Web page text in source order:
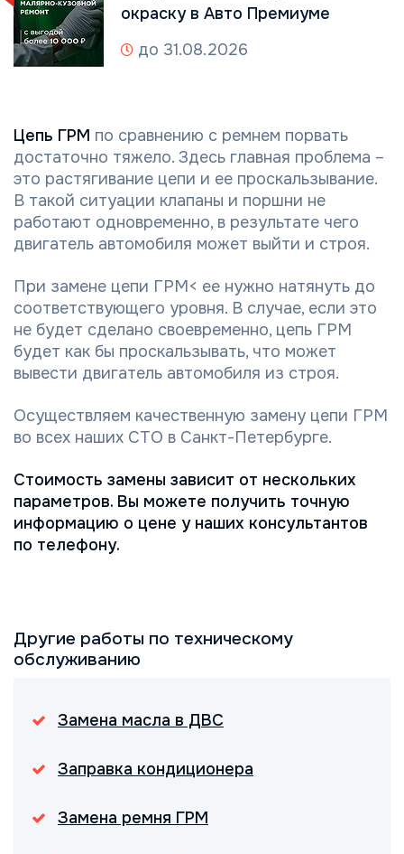
Цепь ГРМ по сравнению с ремнем порвать
достаточно тяжело. Здесь главная проблема –
это растягивание цепи и ее проскальзывание.
В такой ситуации клапаны и поршни не
работают одновременно, в результате чего
двигатель автомобиля может выйти и строя.
При замене цепи ГРМ< ее нужно натянуть до
соответствующего уровня. В случае, если это
не будет сделано своевременно, цепь ГРМ
будет как бы проскальзывать, что может
вывести двигатель автомобиля из строя.
Осуществляем качественную замену цепи ГРМ
во всех наших СТО в Санкт-Петербурге.
Стоимость замены зависит от нескольких
параметров. Вы можете получить точную
информацию о цене у наших консультантов
по телефону.
Другие работы по техническому
обслуживанию
Замена масла в ДВС
Заправка кондиционера
Замена ремня ГРМ
окраску в Авто Премиуме
до 31.08.2026